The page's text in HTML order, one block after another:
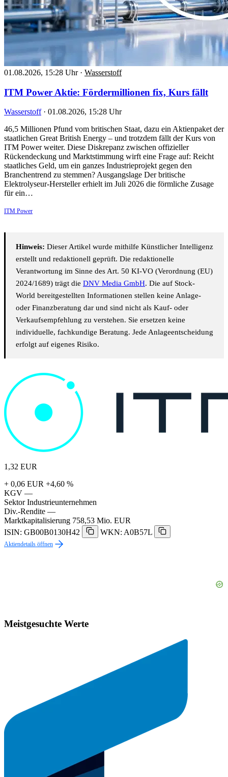
01.08.2026, 15:28 Uhr · Wasserstoff
ITM Power Aktie: Fördermillionen fix, Kurs fällt
Wasserstoff · 01.08.2026, 15:28 Uhr
46,5 Millionen Pfund vom britischen Staat, dazu ein Aktienpaket der
staatlichen Great British Energy – und trotzdem fällt der Kurs von
ITM Power weiter. Diese Diskrepanz zwischen offizieller
Rückendeckung und Marktstimmung wirft eine Frage auf: Reicht
staatliches Geld, um ein ganzes Industrieprojekt gegen den
Branchentrend zu stemmen? Ausgangslage Der britische
Elektrolyseur-Hersteller erhielt im Juli 2026 die förmliche Zusage
für ein…
ITM Power
Hinweis: Dieser Artikel wurde mithilfe Künstlicher Intelligenz
erstellt und redaktionell geprüft. Die redaktionelle
Verantwortung im Sinne des Art. 50 KI-VO (Verordnung (EU)
2024/1689) trägt die DNV Media GmbH. Die auf Stock-
World bereitgestellten Informationen stellen keine Anlage-
oder Finanzberatung dar und sind nicht als Kauf- oder
Verkaufsempfehlung zu verstehen. Sie ersetzen keine
individuelle, fachkundige Beratung. Jede Anlageentscheidung
erfolgt auf eigenes Risiko.
1,32 EUR
+ 0,06 EUR +4,60 %
KGV —
Sektor Industrieunternehmen
Div.-Rendite —
Marktkapitalisierung 758,53 Mio. EUR
ISIN: GB00B0130H42
WKN: A0B57L
Aktiendetails öffnen
Meistgesuchte Werte